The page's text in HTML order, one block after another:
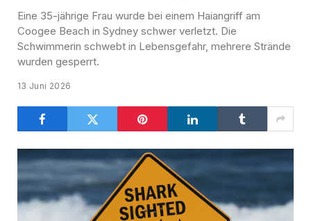
Eine 35-jährige Frau wurde bei einem Haiangriff am
Coogee Beach in Sydney schwer verletzt. Die
Schwimmerin schwebt in Lebensgefahr, mehrere Strände
wurden gesperrt.
13 Juni 2026